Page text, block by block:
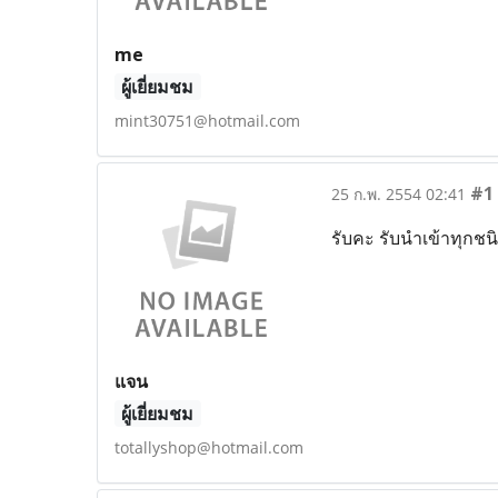
me
ผู้เยี่ยมชม
mint30751@hotmail.com
แจน
ผู้เยี่ยมชม
totallyshop@hotmail.com
25 ก.พ. 2554 02:41 #1
รับคะ รับนำเข้าทุกช